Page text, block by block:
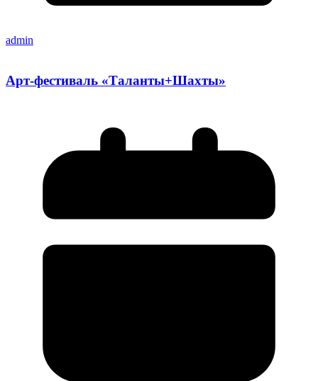
admin
Арт-фестиваль «Таланты+Шахты»